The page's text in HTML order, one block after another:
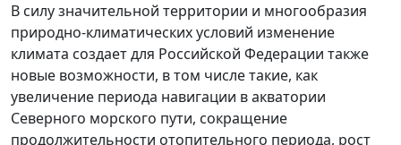
В силу значительной территории и многообразия
природно-климатических условий изменение
климата создает для Российской Федерации также
новые возможности, в том числе такие, как
увеличение периода навигации в акватории
Северного морского пути, сокращение
продолжительности отопительного периода, рост